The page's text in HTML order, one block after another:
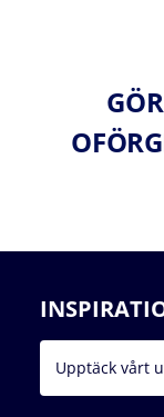
Upptäck vårt